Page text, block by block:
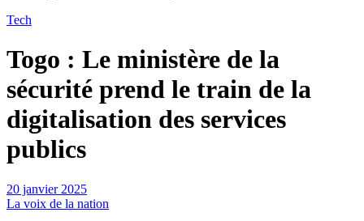
Tech
Togo : Le ministère de la
sécurité prend le train de la
digitalisation des services
publics
20 janvier 2025
La voix de la nation